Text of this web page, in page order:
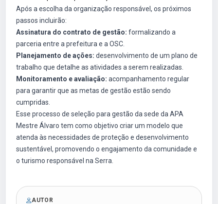
Após a escolha da organização responsável, os próximos
passos incluirão:
Assinatura do contrato de gestão: formalizando a
parceria entre a prefeitura e a OSC.
Planejamento de ações: desenvolvimento de um plano de
trabalho que detalhe as atividades a serem realizadas.
Monitoramento e avaliação: acompanhamento regular
para garantir que as metas de gestão estão sendo
cumpridas.
Esse processo de seleção para gestão da sede da APA
Mestre Álvaro tem como objetivo criar um modelo que
atenda às necessidades de proteção e desenvolvimento
sustentável, promovendo o engajamento da comunidade e
o turismo responsável na Serra.
AUTOR